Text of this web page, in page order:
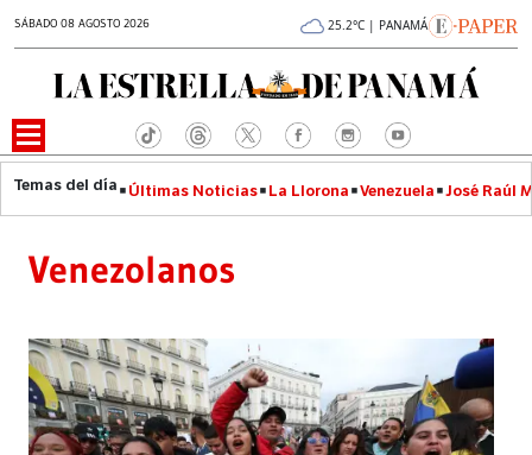
SÁBADO 08 AGOSTO 2026 25.2°C | PANAMÁ
Últimas Noticias La Llorona Venezuela José Raúl
Venezolanos